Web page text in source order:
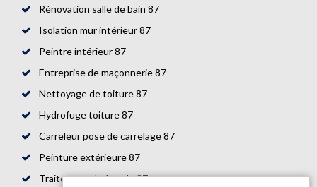
Rénovation salle de bain 87
Isolation mur intérieur 87
Peintre intérieur 87
Entreprise de maçonnerie 87
Nettoyage de toiture 87
Hydrofuge toiture 87
Carreleur pose de carrelage 87
Peinture extérieure 87
Traitement de façade 87